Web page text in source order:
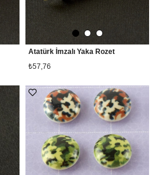
Atatürk İmzalı Yaka Rozet
₺57,76